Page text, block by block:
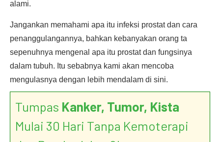
alami.
Jangankan memahami apa itu infeksi prostat dan cara
penanggulangannya, bahkan kebanyakan orang ta
sepenuhnya mengenal apa itu prostat dan fungsinya
dalam tubuh. Itu sebabnya kami akan mencoba
mengulasnya dengan lebih mendalam di sini.
Tumpas Kanker, Tumor, Kista
Mulai 30 Hari Tanpa Kemoterapi